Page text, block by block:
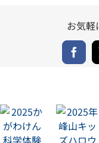
お気軽